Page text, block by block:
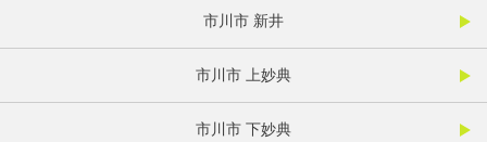
市川市 新井
市川市 上妙典
市川市 下妙典